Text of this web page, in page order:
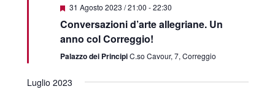
Featured
31 Agosto 2023 / 21:00 -22:30
Conversazioni d’arte allegriane. Un
anno col Correggio!
Palazzo dei PrincipiC.so Cavour, 7, Correggio
Luglio 2023